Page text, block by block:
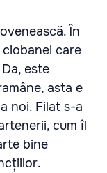
În
care
este
asta e
noi. Filat s-a
cum îl
bine